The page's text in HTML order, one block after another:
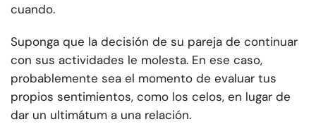
cuando.
Suponga que la decisión de su pareja de continuar
con sus actividades le molesta. En ese caso,
probablemente sea el momento de evaluar tus
propios sentimientos, como los celos, en lugar de
dar un ultimátum a una relación.